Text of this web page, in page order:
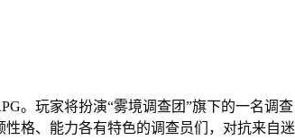
。玩家将扮演“雾境调查团”旗下的一名调查
格、能力各有特色的调查员们，对抗来自迷